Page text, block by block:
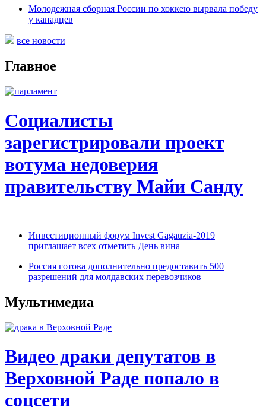
Молодежная сборная России по хоккею вырвала победу
у канадцев
все новости
Главное
Социалисты
зарегистрировали проект
вотума недоверия
правительству Майи Санду
Инвестиционный форум Invest Gagauzia-2019
приглашает всех отметить День вина
Россия готова дополнительно предоставить 500
разрешений для молдавских перевозчиков
Мультимедиа
Видео драки депутатов в
Верховной Раде попало в
соцсети